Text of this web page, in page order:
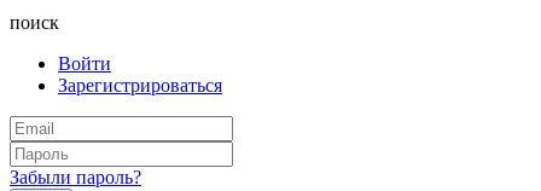
поиск
Войти
Зарегистрироваться
Забыли пароль?